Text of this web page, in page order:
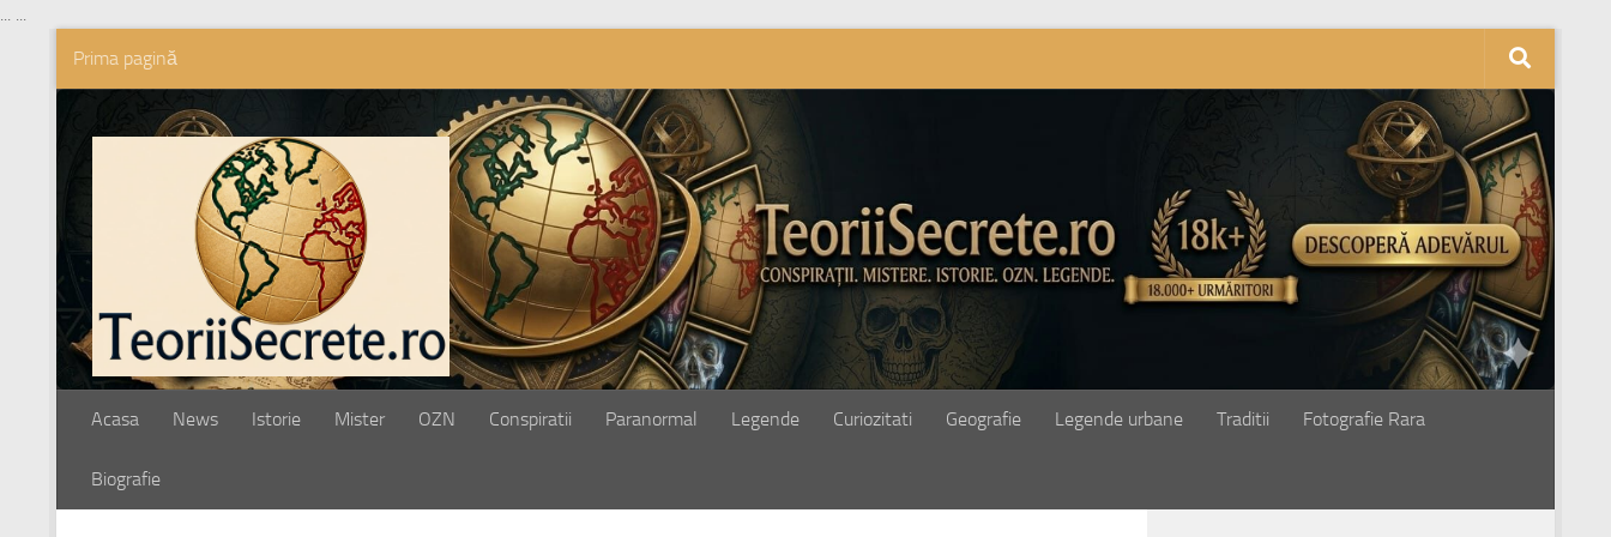
... ...
Skip to content
Prima pagină
Acasa News Istorie Mister OZN Conspiratii Paranormal Legende Curiozitati Geografie Legende urbane Traditii Fotografie Rara
Biografie